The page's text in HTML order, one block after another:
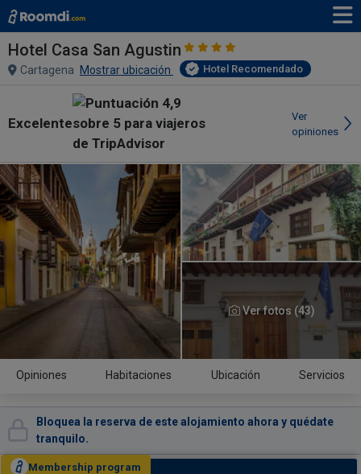
Hotel Casa San Agustin
Cartagena Mostrar ubicación Hotel Recomendado
Excelente
Ver
opiniones
Ver fotos (43)
Opiniones Habitaciones Ubicación Servicios
Bloquea la reserva de este alojamiento ahora y quédate
tranquilo.
Membership program